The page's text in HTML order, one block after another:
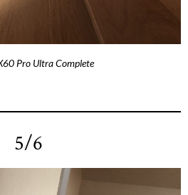
Pro Ultra Complete
5/6